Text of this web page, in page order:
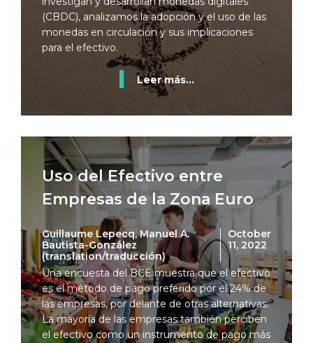
(CBDC), analizamos la adopción y el uso de las
monedas en circulación y sus implicaciones
para el efectivo.
Leer más...
Uso del Efectivo entre
Empresas de la Zona Euro
Guillaume Lepecq, Manuel A.
Bautista-González
(translation/traducción)
October
11, 2022
Una encuesta del BCE muestra que el efectivo
es el método de pago preferido por el 24% de
las empresas, por delante de otras alternativas.
La mayoría de las empresas también perciben
el efectivo como un instrumento de pago más